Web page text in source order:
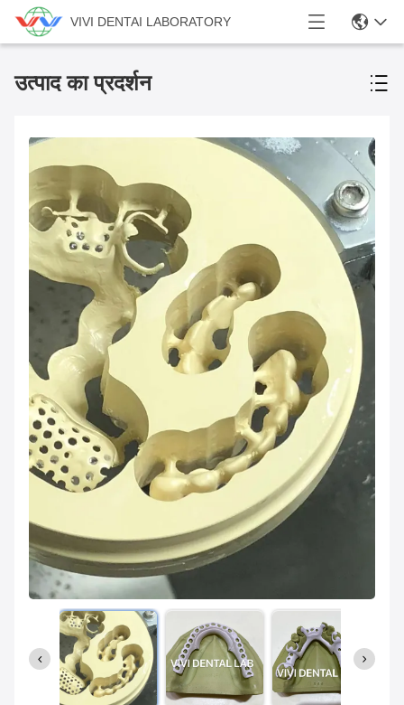
VIVI DENTAI LABORATORY
उत्पाद का प्रदर्शन